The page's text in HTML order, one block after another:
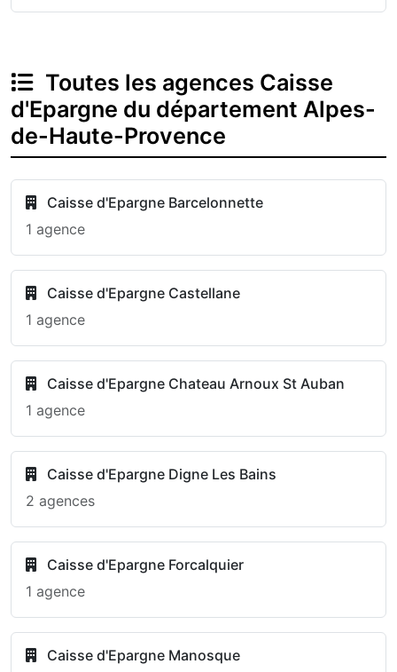
Toutes les agences Caisse
d'Epargne du département Alpes-
de-Haute-Provence
Caisse d'Epargne Barcelonnette
1 agence
Caisse d'Epargne Castellane
1 agence
Caisse d'Epargne Chateau Arnoux St Auban
1 agence
Caisse d'Epargne Digne Les Bains
2 agences
Caisse d'Epargne Forcalquier
1 agence
Caisse d'Epargne Manosque